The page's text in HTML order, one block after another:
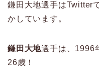
鎌田大地選手はTwitter
かしています。
鎌田大地選手は、1996
26歳！